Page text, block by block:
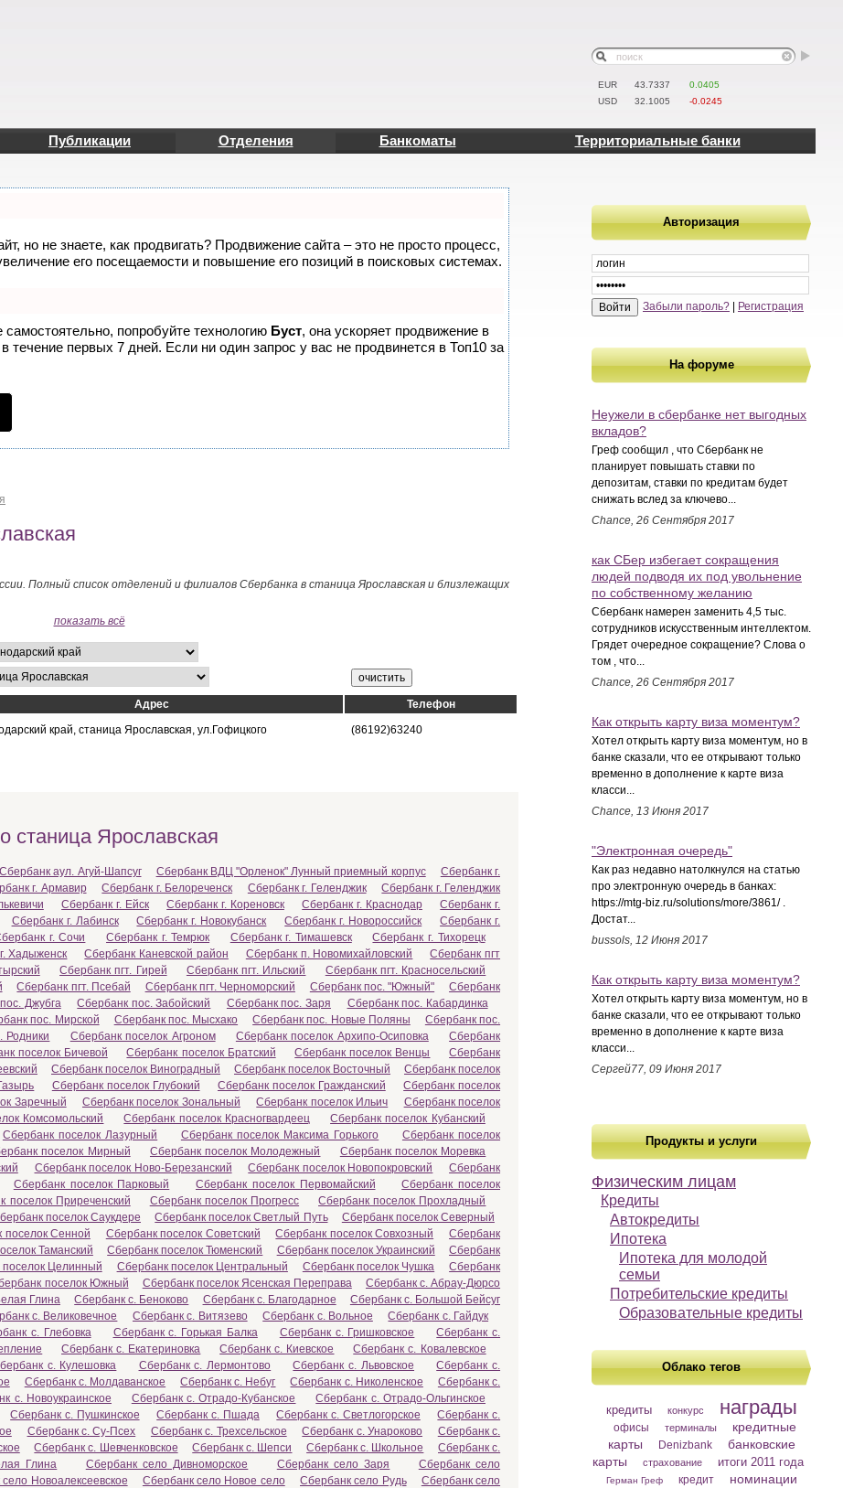
EUR 43.7337
0.0405
USD
32.1005 -0.0245
Публикации Отделения Банкоматы Территориальные банки
Авторизация
Забыли пароль? Регистрация
На форуме
Неужели в сбербанке нет выгодных
вкладов?
Греф сообщил , что Сбербанк не
планирует повышать ставки по
депозитам, ставки по кредитам будет
снижать вслед за ключево...
Chance, 26 Сентября 2017
как СБер избегает сокращения
людей подводя их под увольнение
по собственному желанию
Сбербанк намерен заменить 4,5 тыс.
сотрудников искусственным интеллектом.
Грядет очередное сокращение? Слова о
том , что...
Chance, 26 Сентября 2017
Как открыть карту виза моментум?
Хотел открыть карту виза моментум, но в
банке сказали, что ее открывают только
временно в дополнение к карте виза
класси...
Chance, 13 Июня 2017
"Электронная очередь"
Как раз недавно натолкнулся на статью
про электронную очередь в банках:
https://mtg-biz.ru/solutions/more/3861/ .
Достат...
bussols, 12 Июня 2017
Как открыть карту виза моментум?
Хотел открыть карту виза моментум, но в
банке сказали, что ее открывают только
временно в дополнение к карте виза
класси...
Сергей77, 09 Июня 2017
Продукты и услуги
Физическим лицам
Кредиты
Автокредиты
Ипотека
Ипотека для молодой
семьи
Потребительские кредиты
Образовательные кредиты
Облако тегов
кредиты конкурс награды
офисы терминалы
кредитные
карты
Denizbank
банковские
карты
страхование итоги 2011 года
Герман Греф кредит номинации
но не знаете, как продвигать? Продвижение сайта – это не просто процесс,
его посещаемости и повышение его позиций в поисковых системах.
попробуйте технологию Буст, она ускоряет продвижение в
течение первых 7 дней. Если ни один запрос у вас не продвинется в Топ10 за
Полный список отделений и филиалов Сбербанка в станица Ярославская и близлежащих
показать всё
Адрес
Телефон
край, станица Ярославская, ул.Гофицкого (86192)63240
станица Ярославская
Сбербанк аул. Агуй-Шапсуг Сбербанк ВДЦ "Орленок" Лунный приемный корпус
Сбербанк г.
г. Армавир Сбербанк г. Белореченск Сбербанк г. Геленджик
Сбербанк г. Геленджик
Сбербанк г. Ейск Сбербанк г. Кореновск Сбербанк г. Краснодар
Сбербанк г.
Сбербанк г. Лабинск Сбербанк г. Новокубанск Сбербанк г. Новороссийск
Сбербанк г.
г. Сочи Сбербанк г. Темрюк Сбербанк г. Тимашевск
Сбербанк г. Тихорецк
Хадыженск Сбербанк Каневской район Сбербанк п. Новомихайловский
Сбербанк пгт
Сбербанк пгт. Гирей Сбербанк пгт. Ильский
Сбербанк пгт. Красносельский
Сбербанк пгт. Псебай Сбербанк пгт. Черноморский Сбербанк пос. "Южный"
Сбербанк
Джубга Сбербанк пос. Забойский Сбербанк пос. Заря
Сбербанк пос. Кабардинка
пос. Мирской Сбербанк пос. Мысхако Сбербанк пос. Новые Поляны
Сбербанк пос.
Родники Сбербанк поселок Агроном Сбербанк поселок Архипо-Осиповка
Сбербанк
поселок Бичевой Сбербанк поселок Братский Сбербанк поселок Венцы
Сбербанк
Сбербанк поселок Виноградный Сбербанк поселок Восточный
Сбербанк поселок
Сбербанк поселок Глубокий Сбербанк поселок Гражданский
Сбербанк поселок
Заречный Сбербанк поселок Зональный Сбербанк поселок Ильич
Сбербанк поселок
Комсомольский Сбербанк поселок Красногвардеец
Сбербанк поселок Кубанский
Сбербанк поселок Лазурный Сбербанк поселок Максима Горького
Сбербанк поселок
поселок Мирный Сбербанк поселок Молодежный
Сбербанк поселок Моревка
Сбербанк поселок Ново-Березанский Сбербанк поселок Новопокровский
Сбербанк
Сбербанк поселок Парковый Сбербанк поселок Первомайский
Сбербанк поселок
поселок Приреченский Сбербанк поселок Прогресс
Сбербанк поселок Прохладный
поселок Саукдере Сбербанк поселок Светлый Путь
Сбербанк поселок Северный
поселок Сенной Сбербанк поселок Советский Сбербанк поселок Совхозный
Сбербанк
Таманский Сбербанк поселок Тюменский Сбербанк поселок Украинский
Сбербанк
Целинный Сбербанк поселок Центральный Сбербанк поселок Чушка
Сбербанк
поселок Южный Сбербанк поселок Ясенская Переправа
Сбербанк с. Абрау-Дюрсо
Глина Сбербанк с. Беноково Сбербанк с. Благодарное
Сбербанк с. Большой Бейсуг
с. Великовечное Сбербанк с. Витязево Сбербанк с. Вольное
Сбербанк с. Гайдук
с. Глебовка Сбербанк с. Горькая Балка Сбербанк с. Гришковское
Сбербанк с.
Сбербанк с. Екатериновка Сбербанк с. Киевское
Сбербанк с. Ковалевское
с. Кулешовка Сбербанк с. Лермонтово Сбербанк с. Львовское
Сбербанк с.
Сбербанк с. Молдаванское Сбербанк с. Небуг Сбербанк с. Николенское
Сбербанк с.
с. Новоукраинское Сбербанк с. Отрадо-Кубанское
Сбербанк с. Отрадо-Ольгинское
Сбербанк с. Пушкинское Сбербанк с. Пшада Сбербанк с. Светлогорское
Сбербанк с.
Сбербанк с. Су-Псех Сбербанк с. Трехсельское Сбербанк с. Унароково
Сбербанк с.
Сбербанк с. Шевченковское Сбербанк с. Шепси Сбербанк с. Школьное
Сбербанк с.
Глина Сбербанк село Дивноморское Сбербанк село Заря
Сбербанк село
Новоалексеевское Сбербанк село Новое село Сбербанк село Рудь
Сбербанк село